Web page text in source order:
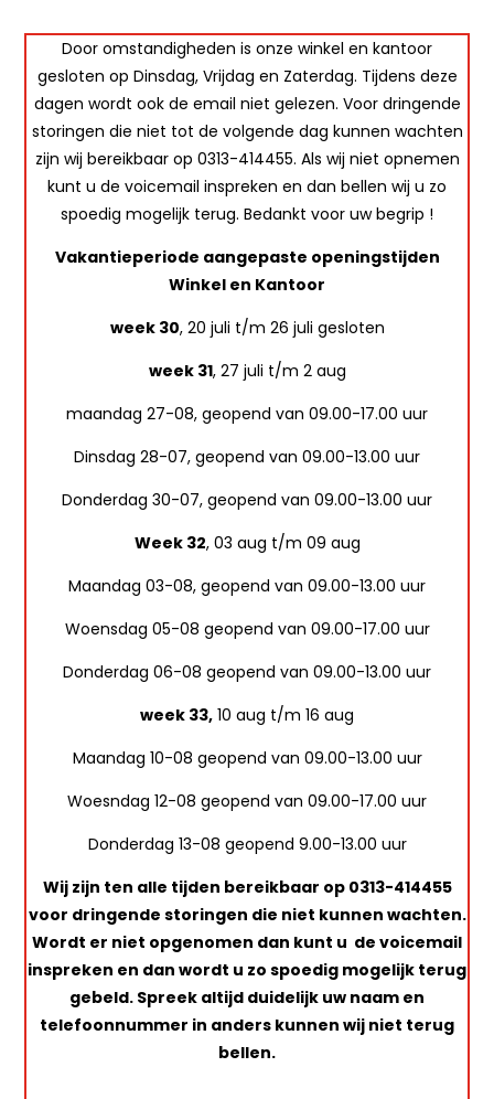
Door omstandigheden is onze winkel en kantoor
gesloten op Dinsdag, Vrijdag en Zaterdag. Tijdens deze
dagen wordt ook de email niet gelezen. Voor dringende
storingen die niet tot de volgende dag kunnen wachten
zijn wij bereikbaar op 0313-414455. Als wij niet opnemen
kunt u de voicemail inspreken en dan bellen wij u zo
spoedig mogelijk terug. Bedankt voor uw begrip !
Vakantieperiode aangepaste openingstijden
Winkel en Kantoor
week 30, 20 juli t/m 26 juli gesloten
week 31, 27 juli t/m 2 aug
maandag 27-08, geopend van 09.00-17.00 uur
Dinsdag 28-07, geopend van 09.00-13.00 uur
Donderdag 30-07, geopend van 09.00-13.00 uur
Week 32, 03 aug t/m 09 aug
Maandag 03-08, geopend van 09.00-13.00 uur
Woensdag 05-08 geopend van 09.00-17.00 uur
Donderdag 06-08 geopend van 09.00-13.00 uur
week 33, 10 aug t/m 16 aug
Maandag 10-08 geopend van 09.00-13.00 uur
Woesndag 12-08 geopend van 09.00-17.00 uur
Donderdag 13-08 geopend 9.00-13.00 uur
Wij zijn ten alle tijden bereikbaar op 0313-414455
voor dringende storingen die niet kunnen wachten.
Wordt er niet opgenomen dan kunt u de voicemail
inspreken en dan wordt u zo spoedig mogelijk terug
gebeld. Spreek altijd duidelijk uw naam en
telefoonnummer in anders kunnen wij niet terug
bellen.